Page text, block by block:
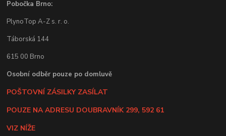
Pobočka Brno:
PlynoTop A-Z s. r. o.
Táborská 144
615 00 Brno
Osobní odběr pouze po domluvě
POŠTOVNÍ ZÁSILKY ZASÍLAT
POUZE NA ADRESU DOUBRAVNÍK 299, 592 61
VIZ NÍŽE